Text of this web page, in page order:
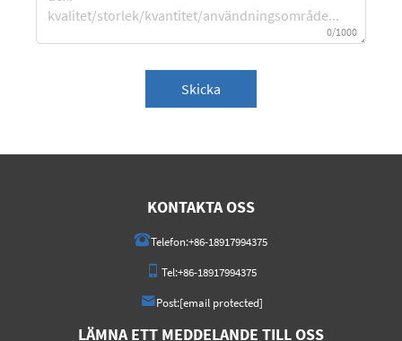
0/1000
Skicka
KONTAKTA OSS
Telefon:+86-18917994375
Tel:+86-18917994375
Post:[email protected]
LÄMNA ETT MEDDELANDE TILL OSS